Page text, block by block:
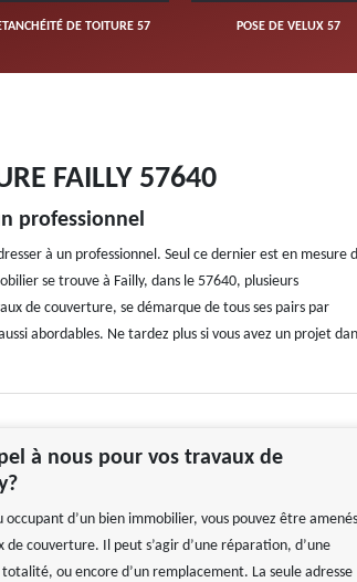
DE TOITURE 57 POSE DE VELUX 57
FAILLY 57640
professionnel
à un professionnel. Seul ce dernier est en mesure
se trouve à Failly, dans le 57640, plusieurs
de couverture, se démarque de tous ses pairs par
abordables. Ne tardez plus si vous avez un projet
à nous pour vos travaux de
d’un bien immobilier, vous pouvez être amenés
couverture. Il peut s’agir d’une réparation, d’une
ou encore d’un remplacement. La seule adresse